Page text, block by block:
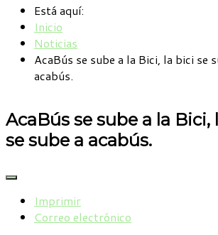
Está aquí:
Inicio
Noticias
AcaBús se sube a la Bici, la bici se
acabús.
AcaBús se sube a la Bici,
se sube a acabús.
Imprimir
Correo electrónico